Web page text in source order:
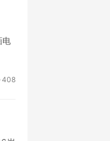
电
408